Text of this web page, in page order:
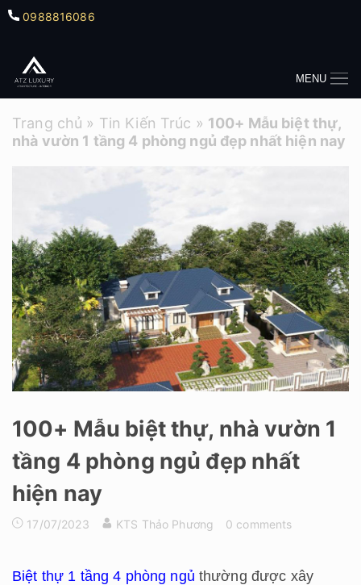
0988816086
MENU
Trang chủ » Tin Kiến Trúc » 100+ Mẫu biệt thự,
nhà vườn 1 tầng 4 phòng ngủ đẹp nhất hiện nay
100+ Mẫu biệt thự, nhà vườn 1
tầng 4 phòng ngủ đẹp nhất
hiện nay
17/07/2023 KTS Thảo Phương 0 comments
Biệt thự 1 tầng 4 phòng ngủ thường được xây